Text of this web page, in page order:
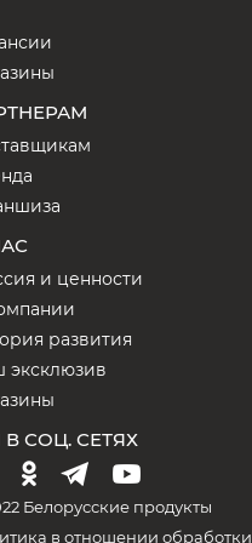
и ценности
развития
эксклюзив
СОЦ. СЕТЯХ
Белорусские продукты
в отношении обработки